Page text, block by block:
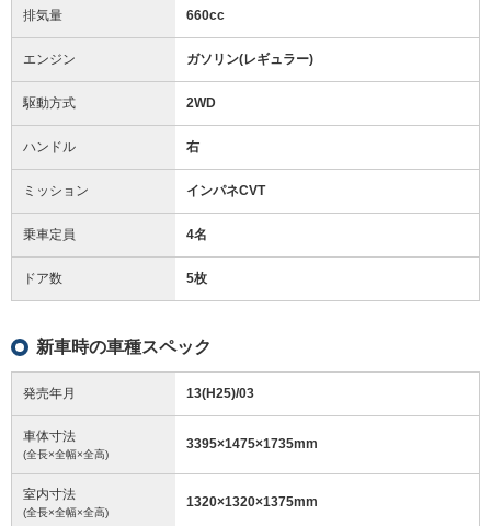
排気量 660cc
エンジン ガソリン(レギュラー)
駆動方式 2WD
ハンドル 右
ミッション インパネCVT
乗車定員 4名
ドア数 5枚
新車時の車種スペック
発売年月 13(H25)/03
車体寸法
(全長×全幅×全高)
3395×1475×1735mm
室内寸法
(全長×全幅×全高)
1320×1320×1375mm